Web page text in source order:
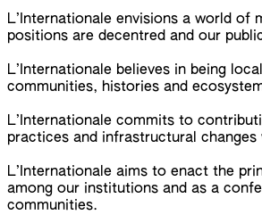
L’Internationale envisions a world of
positions are decentred and our
L’Internationale believes in being
communities, histories and
L’Internationale commits to
practices and infrastructural
L’Internationale aims to enact the
among our institutions and as a
communities.